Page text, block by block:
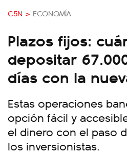
C5N > ECONOMÍA
Plazos fijos:
depositar
días con la
Estas operaciones
opción fácil y
el dinero con el paso
los inversionistas.